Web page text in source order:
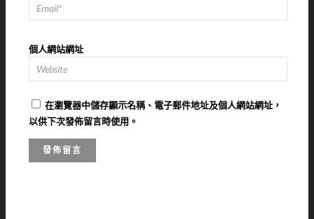
個人網站網址
在瀏覽器中儲存顯示名稱、電子郵件地址及個人網站網址，
以供下次發佈留言時使用。